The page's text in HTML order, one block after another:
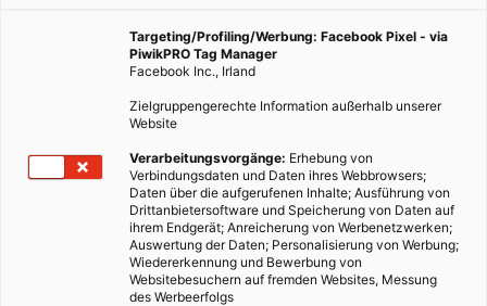
Targeting/Profiling/Werbung: Facebook Pixel - via
PiwikPRO Tag Manager
Facebook Inc., Irland
Zielgruppengerechte Information außerhalb unserer
Website
Verarbeitungsvorgänge: Erhebung von
Verbindungsdaten und Daten ihres Webbrowsers;
Daten über die aufgerufenen Inhalte; Ausführung von
Drittanbietersoftware und Speicherung von Daten auf
ihrem Endgerät; Anreicherung von Werbenetzwerken;
Auswertung der Daten; Personalisierung von Werbung;
Wiedererkennung und Bewerbung von
Websitebesuchern auf fremden Websites, Messung
des Werbeerfolgs